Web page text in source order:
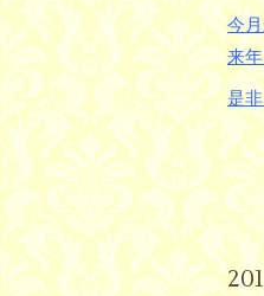
今
来
是